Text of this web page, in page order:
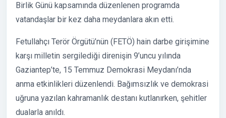
Birlik Günü kapsamında düzenlenen programda
vatandaşlar bir kez daha meydanlara akın etti.
Fetullahçı Terör Örgütü’nün (FETÖ) hain darbe girişimine
karşı milletin sergilediği direnişin 9’uncu yılında
Gaziantep’te, 15 Temmuz Demokrasi Meydanı’nda
anma etkinlikleri düzenlendi. Bağımsızlık ve demokrasi
uğruna yazılan kahramanlık destanı kutlanırken, şehitler
dualarla anıldı.